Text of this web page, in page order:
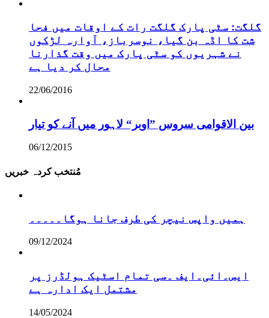
گلگت: سٹی پارک گلگت رات کے اوقات میں فحا
شت کا اڈہ بن گیا، نوسرباز، آوارہ لڑکوں
نے شہریوں کو سٹی پارک میں وقت گذارنا
محال کر دیا ہے
22/06/2016
بین الاقوامی سروس ”اوبر“ لاہور میں آنے کو تیار
06/12/2015
مُنتخب کردہ خبریں
ہمیں واپس نیچر کی طرف جانا ہوگا۔۔۔۔۔
09/12/2024
ایس۔ائی۔ایف ۔سی تمام اسٹیک ہولڈرز پر
مشتمل ایک ادارہ ہے
14/05/2024